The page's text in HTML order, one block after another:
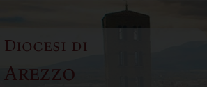
Diocesi di
Arezzo